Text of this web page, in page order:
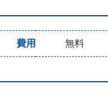
費用 無料